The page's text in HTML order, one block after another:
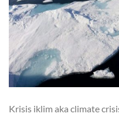
Krisis iklim aka climate